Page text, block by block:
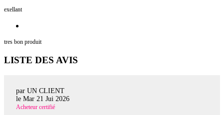
exellant
tres bon produit
LISTE DES AVIS
par UN CLIENT
le Mar 21 Jui 2026
Acheteur certifié